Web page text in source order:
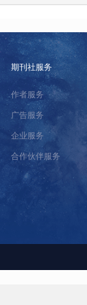
期刊社服务
作者服务
广告服务
企业服务
合作伙伴服务